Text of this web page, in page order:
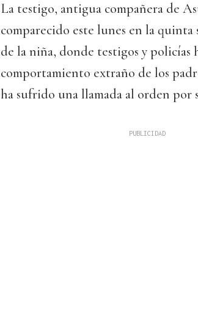
La testigo, antigua compañera de
comparecido este lunes en la
de la niña, donde testigos y policías
comportamiento extraño de los
ha sufrido una llamada al orden por